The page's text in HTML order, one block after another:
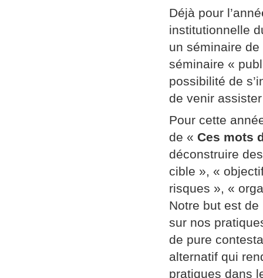
Déjà pour
institutionnelle
un séminaire
séminaire «
possibilité de
de venir
Pour cette
de « Ces mots
déconstruire
cible », «
risques », «
Notre but est de
sur nos
de pure
alternatif qui
pratiques dans